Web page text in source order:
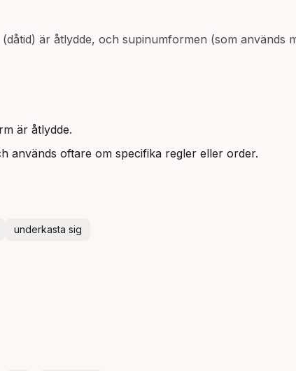
är åtlydde, och supinumformen (som används
är åtlydde.
används oftare om specifika regler eller order.
underkasta sig